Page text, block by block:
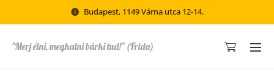
Budapest, 1149 Várna utca 12-14.
"Merj élni, meghalni bárki tud!" (Frida)